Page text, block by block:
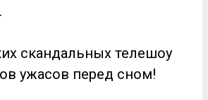
скандальных телешоу
ужасов перед сном!